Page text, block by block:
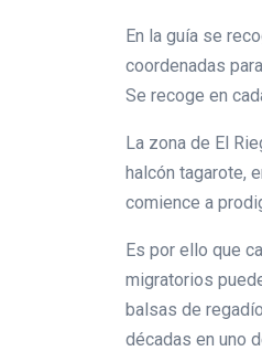
En la guía se
coordenadas
Se recoge en
La zona de El
halcón tagarote,
comience a
Es por ello que
migratorios
balsas de
décadas en uno